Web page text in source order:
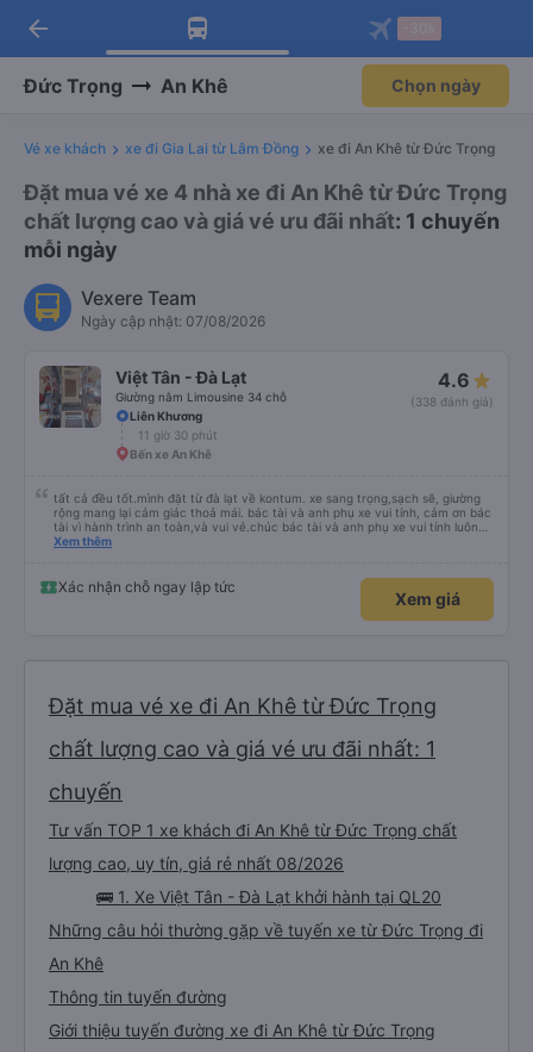
Tải app Vexere ngay!
Nhận ưu đãi thành viên độc
Mở app
Tải app Vexere
-30k/ghế khi đặt vé máy bay qua
Mở app
arrow_back
Đức Trọng An Khê Chọn ngày
Vé xe khách xe đi Gia Lai từ Lâm Đồng xe đi An Khê từ Đức Trọng
Đặt mua vé xe 4 nhà xe đi An Khê từ Đức Trọng
chất lượng cao và giá vé ưu đãi nhất: 1 chuyến
mỗi ngày
Vexere Team
Ngày cập nhật: 07/08/2026
Việt Tân - Đà Lạt
Giường nằm Limousine 34 chỗ
4.6
(338 đánh giá)
Liên Khương
11 giờ 30 phút
Bến xe An Khê
tất cả đều tốt.mình đặt từ đà lạt về kontum. xe sang trọng,sạch sẽ, giường
rộng mang lại cảm giác thoả mái. bác tài và anh phụ xe vui tính, cảm ơn bác
tài vì hành trình an toàn,và vui vẻ.chúc bác tài và anh phụ xe vui tính luôn
vui vẻ,mạnh khoẻ.
Xem thêm
Xác nhận chỗ ngay lập tức
Xem giá
Đặt mua vé xe đi An Khê từ Đức Trọng
chất lượng cao và giá vé ưu đãi nhất: 1
chuyến
Tư vấn TOP 1 xe khách đi An Khê từ Đức Trọng chất
lượng cao, uy tín, giá rẻ nhất 08/2026
🚌 1. Xe Việt Tân - Đà Lạt khởi hành tại QL20
Những câu hỏi thường gặp về tuyến xe từ Đức Trọng đi
An Khê
Thông tin tuyến đường
Giới thiệu tuyến đường xe đi An Khê từ Đức Trọng